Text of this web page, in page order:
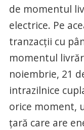
de momentul
electrice. Pe
tranzacţii cu
momentul
noiembrie, 21
intrazilnice
orice moment,
ţară care are